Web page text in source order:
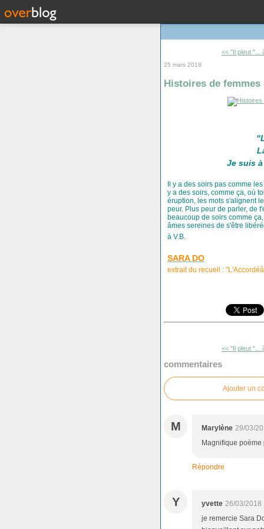
<< "Il pleut "...
25 mars 2018
Histoires de
Je suis
Il y a des soirs pas comme
y a des soirs, comme ça, où
éruption, les mots s'alignent
peur. Plus peur de parler, de
beaucoup de soirs comme
âmes sereines de s'être
à V.B.
SARA DO
extrait du recueil :
<< "Il pleut "...
commentaires
Ajouter un
M Marylène 29/03/
Magnifique poème
Répondre
Y yvette 26/03/2018
je remercie Sara